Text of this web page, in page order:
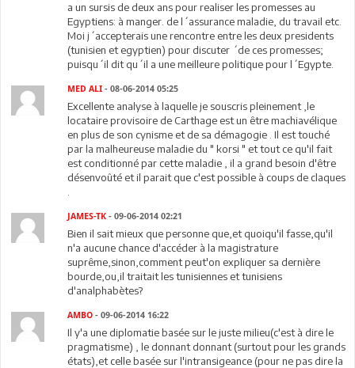
a un sursis de deux ans pour realiser les promesses au
Egyptiens: à manger. de l´assurance maladie, du travail etc.
Moi j´accepterais une rencontre entre les deux presidents
(tunisien et egyptien) pour discuter ´de ces promesses;
puisqu´il dit qu´il a une meilleure politique pour l´Egypte.
MED ALI - 08-06-2014 05:25
Excellente analyse à laquelle je souscris pleinement ,le
locataire provisoire de Carthage est un être machiavélique
en plus de son cynisme et de sa démagogie . Il est touché
par la malheureuse maladie du " korsi " et tout ce qu'il fait
est conditionné par cette maladie , il a grand besoin d'être
désenvoûté et il parait que c'est possible à coups de claques
JAMES-TK - 09-06-2014 02:21
Bien il sait mieux que personne que,et quoiqu'il fasse,qu'il
n'a aucune chance d'accéder à la magistrature
suprême,sinon,comment peut'on expliquer sa dernière
bourde,ou,il traitait les tunisiennes et tunisiens
d'analphabètes?
AMBO - 09-06-2014 16:22
Il y'a une diplomatie basée sur le juste milieu(c'est à dire le
pragmatisme) , le donnant donnant (surtout pour les grands
états),et celle basée sur l'intransigeance (pour ne pas dire la